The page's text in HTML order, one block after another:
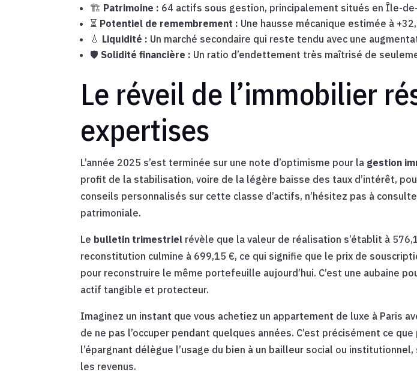
🏗️ Patrimoine : 64 actifs sous gestion, principalement situés en Île-
⏳ Potentiel de remembrement : Une hausse mécanique estimée à
💧 Liquidité : Un marché secondaire qui reste tendu avec une
🛡️ Solidité financière : Un ratio d’endettement très maîtrisé de
Le réveil de l’immobilier
expertises
L’année 2025 s’est terminée sur une note d’optimisme pour la gestion
profit de la stabilisation, voire de la légère baisse des taux d’intérêt,
conseils personnalisés sur cette classe d’actifs, n’hésitez pas à
patrimoniale.
Le bulletin trimestriel révèle que la valeur de réalisation s’établit à
reconstitution culmine à 699,15 €, ce qui signifie que le prix de
pour reconstruire le même portefeuille aujourd’hui. C’est une aubaine
actif tangible et protecteur.
Imaginez un instant que vous achetiez un appartement de luxe à Paris
de ne pas l’occuper pendant quelques années. C’est précisément ce
l’épargnant délègue l’usage du bien à un bailleur social ou
les revenus.